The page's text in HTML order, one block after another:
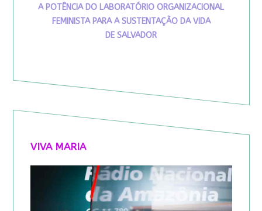
A POTÊNCIA DO LABORATÓRIO ORGANIZACIONAL
FEMINISTA PARA A SUSTENTAÇÃO DA VIDA
DE SALVADOR
VIVA MARIA